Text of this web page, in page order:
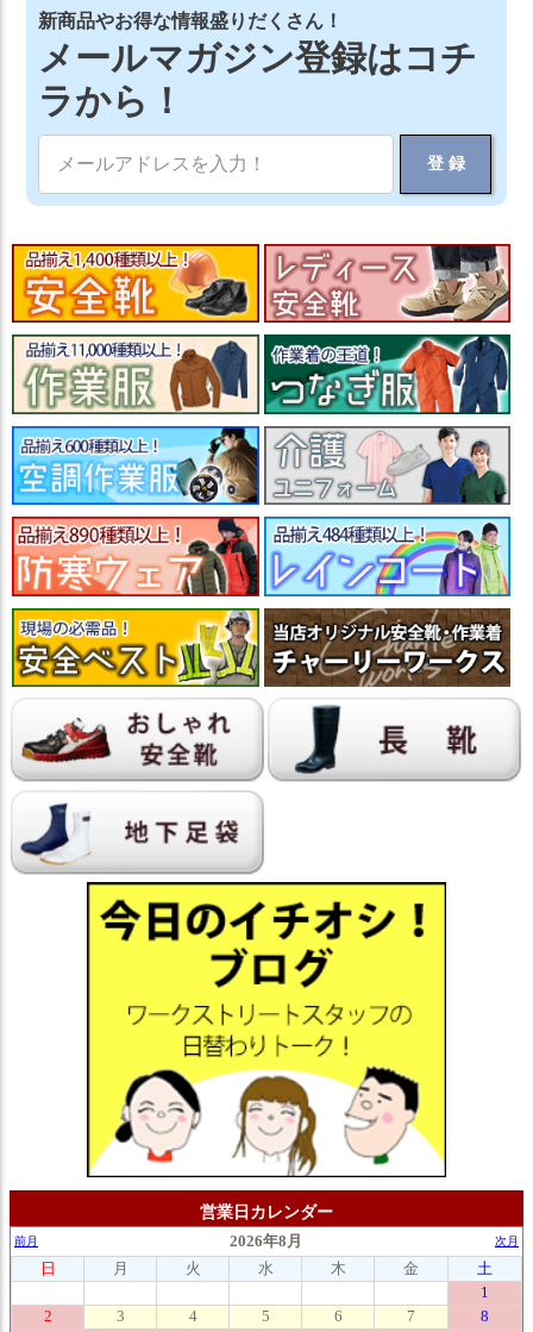
新商品やお得な情報盛りだくさん！
メールマガジン登録はコチ
ラから！
営業日カレンダー